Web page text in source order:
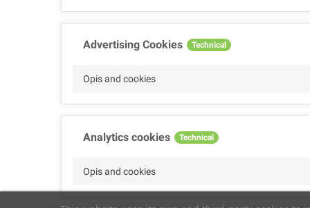
Advertising Cookies Technical
Opis and cookies
Analytics cookies Technical
Opis and cookies